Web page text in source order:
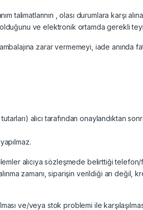
talimatlarının , olası durumlara karşı
ve elektronik ortamda gerekli
zarar vermemeyi, iade anında
alıcı tarafından onaylandıktan
alıcıya sözleşmede belirttiği telefon/
zamanı, siparişin verildiği an değil,
ve/veya stok problemi ile